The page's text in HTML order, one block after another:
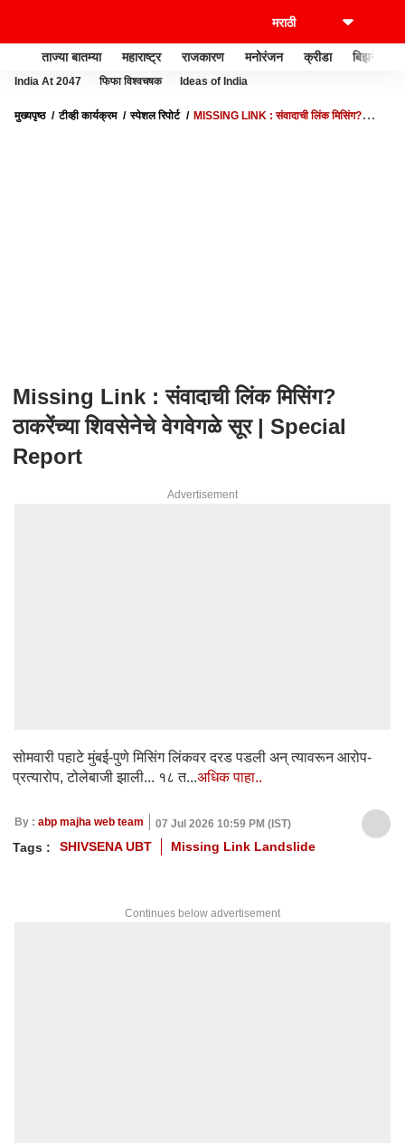
ताज्या बातम्या महाराष्ट्र राजकारण मनोरंजन क्रीडा बिझनेस
India At 2047 फिफा विश्वचषक Ideas of India
मुख्यपृष्ठ टीव्ही कार्यक्रम स्पेशल रिपोर्ट
MISSING LINK : संवादाची लिंक मिसिंग?
Missing Link : संवादाची लिंक मिसिंग?
ठाकरेंच्या शिवसेनेचे वेगवेगळे सूर | Special
Report
Advertisement
सोमवारी पहाटे मुंबई-पुणे मिसिंग लिंकवर दरड पडली अन् त्यावरून आरोप-
प्रत्यारोप, टोलेबाजी झाली... १८ त...अधिक पाहा..
By : abp majha web team 07 Jul 2026 10:59 PM (IST)
Tags : SHIVSENA UBT Missing Link Landslide
Continues below advertisement